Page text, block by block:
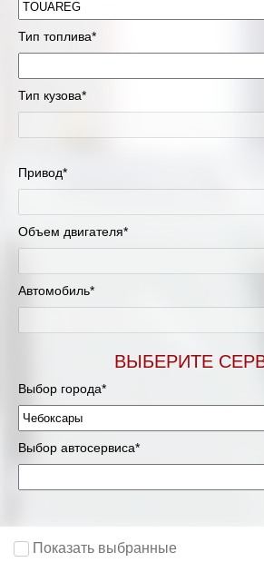
Тип топлива*
Тип кузова*
Привод*
Объем двигателя*
Автомобиль*
ВЫБЕРИТЕ
Выбор города*
Выбор автосервиса*
Показать выбранные